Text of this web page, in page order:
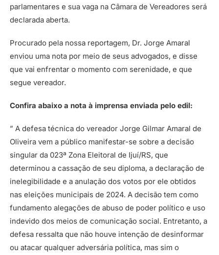
parlamentares e sua vaga na Câmara de Vereadores será
declarada aberta.
Procurado pela nossa reportagem, Dr. Jorge Amaral
enviou uma nota por meio de seus advogados, e disse
que vai enfrentar o momento com serenidade, e que
segue vereador.
Confira abaixo a nota à imprensa enviada pelo edil:
” A defesa técnica do vereador Jorge Gilmar Amaral de
Oliveira vem a público manifestar-se sobre a decisão
singular da 023ª Zona Eleitoral de Ijuí/RS, que
determinou a cassação de seu diploma, a declaração de
inelegibilidade e a anulação dos votos por ele obtidos
nas eleições municipais de 2024. A decisão tem como
fundamento alegações de abuso de poder político e uso
indevido dos meios de comunicação social. Entretanto, a
defesa ressalta que não houve intenção de desinformar
ou atacar qualquer adversária política, mas sim o